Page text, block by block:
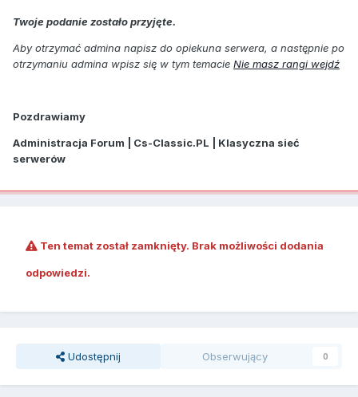
Twoje podanie zostało przyjęte.
Aby otrzymać admina napisz do opiekuna serwera, a następnie po
otrzymaniu admina wpisz się w tym temacie Nie masz rangi wejdź
Pozdrawiamy
Administracja Forum | Cs-Classic.PL | Klasyczna sieć
serwerów
Ten temat został zamknięty. Brak możliwości dodania
odpowiedzi.
Udostępnij Obserwujący 0